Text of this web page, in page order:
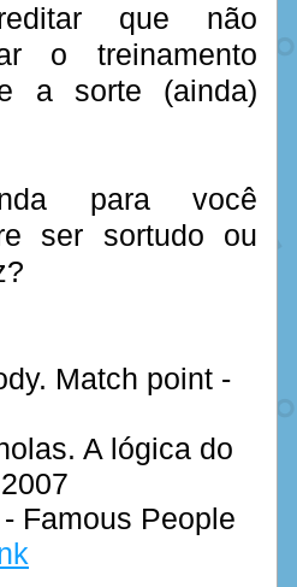
que não
o treinamento
a sorte (ainda)
para você
ser sortudo ou
Match point -
A lógica do
Famous People